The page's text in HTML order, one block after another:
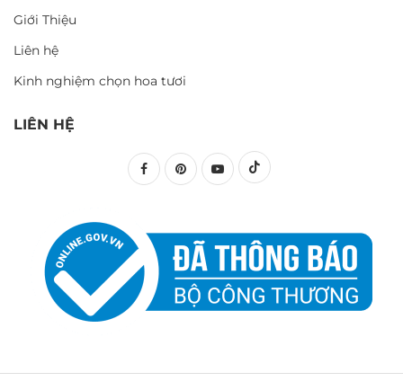
Giới Thiệu
Liên hệ
Kinh nghiệm chọn hoa tươi
LIÊN HỆ